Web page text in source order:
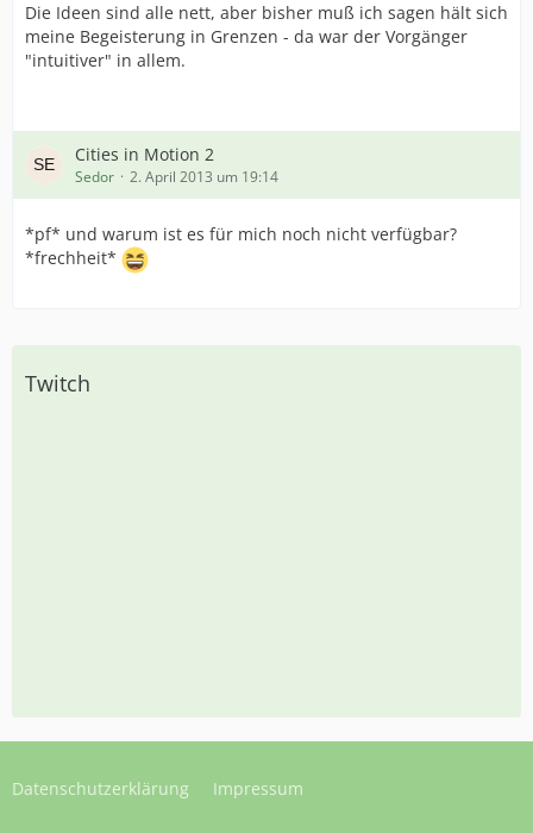
Die Ideen sind alle nett, aber bisher muß ich sagen hält sich
meine Begeisterung in Grenzen - da war der Vorgänger
"intuitiver" in allem.
Cities in Motion 2
Sedor 2. April 2013 um 19:14
*pf* und warum ist es für mich noch nicht verfügbar?
*frechheit*
Twitch
Datenschutzerklärung Impressum